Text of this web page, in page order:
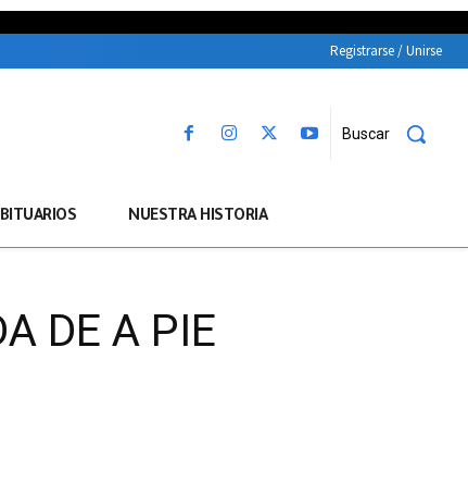
Registrarse / Unirse
Buscar
NUESTRA HISTORIA
DE A PIE